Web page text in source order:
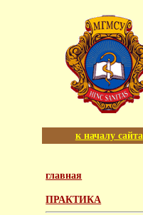
к началу сайта
главная
ПРАКТИКА